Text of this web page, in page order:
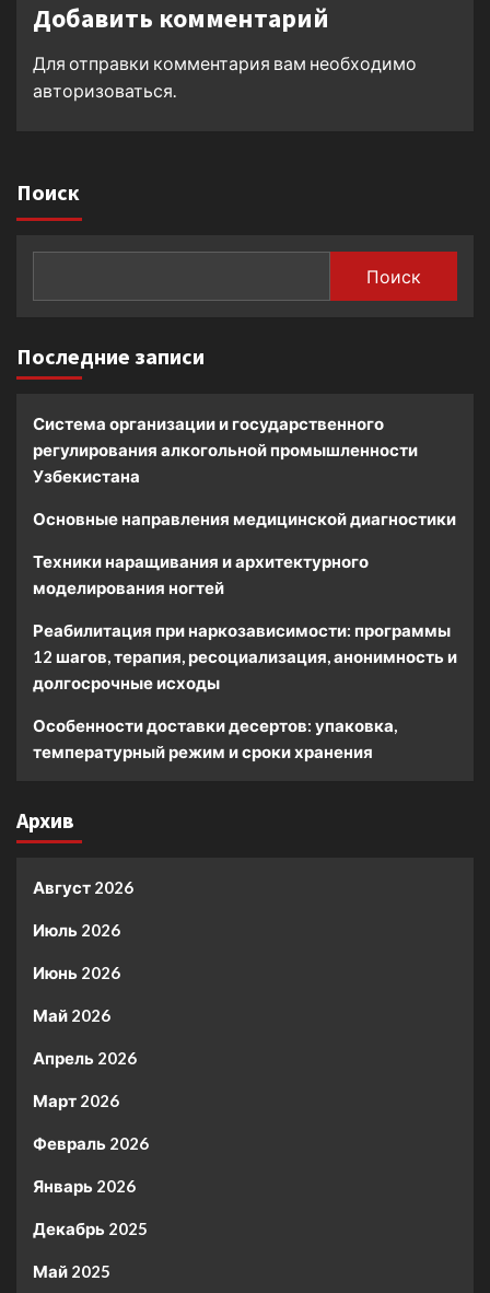
Добавить комментарий
Для отправки комментария вам необходимо
авторизоваться.
Поиск
Поиск
Последние записи
Система организации и государственного
регулирования алкогольной промышленности
Узбекистана
Основные направления медицинской диагностики
Техники наращивания и архитектурного
моделирования ногтей
Реабилитация при наркозависимости: программы
12 шагов, терапия, ресоциализация, анонимность и
долгосрочные исходы
Особенности доставки десертов: упаковка,
температурный режим и сроки хранения
Архив
Август 2026
Июль 2026
Июнь 2026
Май 2026
Апрель 2026
Март 2026
Февраль 2026
Январь 2026
Декабрь 2025
Май 2025